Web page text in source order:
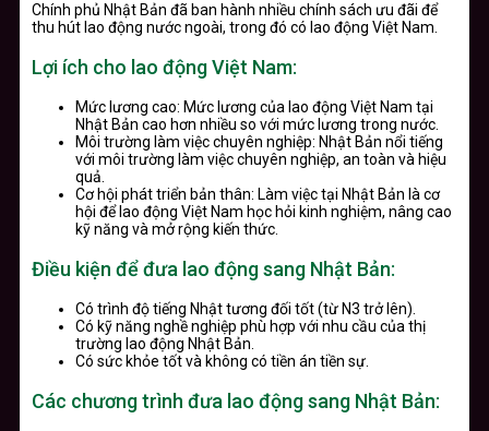
Chính phủ Nhật Bản đã ban hành nhiều chính sách ưu đãi để
thu hút lao động nước ngoài, trong đó có lao động Việt Nam.
Lợi ích cho lao động Việt Nam:
Mức lương cao: Mức lương của lao động Việt Nam tại
Nhật Bản cao hơn nhiều so với mức lương trong nước.
Môi trường làm việc chuyên nghiệp: Nhật Bản nổi tiếng
với môi trường làm việc chuyên nghiệp, an toàn và hiệu
quả.
Cơ hội phát triển bản thân: Làm việc tại Nhật Bản là cơ
hội để lao động Việt Nam học hỏi kinh nghiệm, nâng cao
kỹ năng và mở rộng kiến thức.
Điều kiện để đưa lao động sang Nhật Bản:
Có trình độ tiếng Nhật tương đối tốt (từ N3 trở lên).
Có kỹ năng nghề nghiệp phù hợp với nhu cầu của thị
trường lao động Nhật Bản.
Có sức khỏe tốt và không có tiền án tiền sự.
Các chương trình đưa lao động sang Nhật Bản: